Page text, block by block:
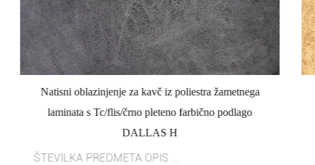
Natisni oblazinjenje za kavč iz poliestra žametnega
laminata s Tc/flis/črno pleteno farbično podlago
DALLAS H
ŠTEVILKA PREDMETA OPIS ...